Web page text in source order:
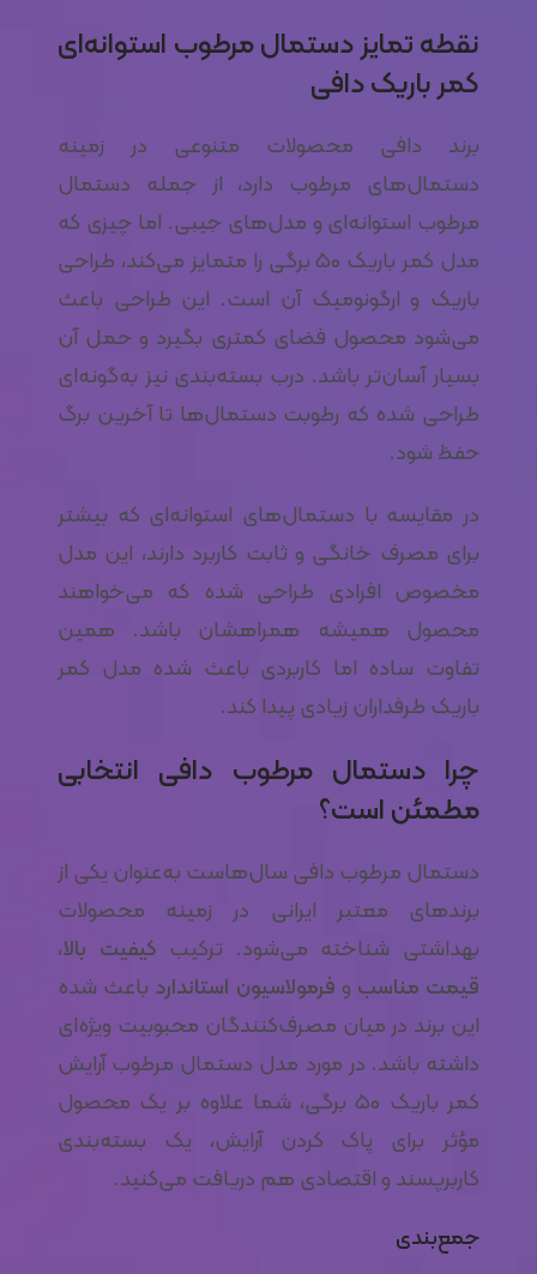
نقطه تمایز دستمال مرطوب استوانه‌ای
کمر باریک دافی
برند دافی محصولات متنوعی در زمینه
دستمال‌های مرطوب دارد، از جمله دستمال
مرطوب استوانه‌ای و مدل‌های جیبی. اما چیزی که
مدل کمر باریک ۵۰ برگی را متمایز می‌کند، طراحی
باریک و ارگونومیک آن است. این طراحی باعث
می‌شود محصول فضای کمتری بگیرد و حمل آن
بسیار آسان‌تر باشد. درب بسته‌بندی نیز به‌گونه‌ای
طراحی شده که رطوبت دستمال‌ها تا آخرین برگ
حفظ شود.
در مقایسه با دستمال‌های استوانه‌ای که بیشتر
برای مصرف خانگی و ثابت کاربرد دارند، این مدل
مخصوص افرادی طراحی شده که می‌خواهند
محصول همیشه همراهشان باشد. همین
تفاوت ساده اما کاربردی باعث شده مدل کمر
باریک طرفداران زیادی پیدا کند.
چرا دستمال مرطوب دافی انتخابی
مطمئن است؟
دستمال مرطوب دافی سال‌هاست به‌عنوان یکی از
برندهای معتبر ایرانی در زمینه محصولات
بهداشتی شناخته می‌شود. ترکیب کیفیت بالا،
قیمت مناسب وفرمولاسیون استاندارد باعث شده
این برند در میان مصرف‌کنندگان محبوبیت ویژه‌ای
داشته باشد. در مورد مدل دستمال مرطوب آرایش
کمر باریک ۵۰ برگی، شما علاوه بر یک محصول
مؤثر برای پاک کردن آرایش، یک بسته‌بندی
کاربرپسند و اقتصادی هم دریافت می‌کنید.
جمع‌بندی